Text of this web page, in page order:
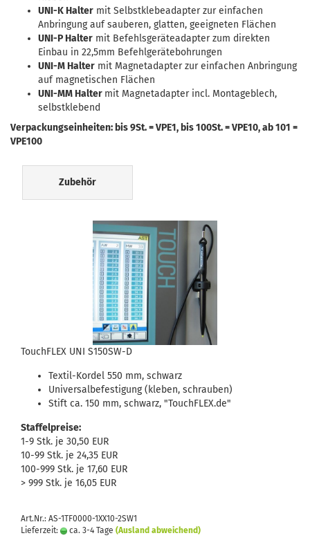
UNI-K Halter mit Selbstklebeadapter zur einfachen
Anbringung auf sauberen, glatten, geeigneten Flächen
UNI-P Halter mit Befehlsgeräteadapter zum direkten
Einbau in 22,5mm Befehlgerätebohrungen
UNI-M Halter mit Magnetadapter zur einfachen Anbringung
auf magnetischen Flächen
UNI-MM Halter mit Magnetadapter incl. Montageblech,
selbstklebend
Verpackungseinheiten: bis 9St. = VPE1, bis 100St. = VPE10, ab 101 =
VPE100
Zubehör
TouchFLEX UNI S150SW-D
Textil-Kordel 550 mm, schwarz
Universalbefestigung (kleben, schrauben)
Stift ca. 150 mm, schwarz, "TouchFLEX.de"
Staffelpreise:
1-9 Stk. je 30,50 EUR
10-99 Stk. je 24,35 EUR
100-999 Stk. je 17,60 EUR
> 999 Stk. je 16,05 EUR
Art.Nr.: AS-1TF0000-1XX10-2SW1
Lieferzeit:
ca. 3-4 Tage (Ausland abweichend)